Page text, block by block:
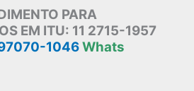
PARA
EM ITU: 11 2715-1957
1046Whats